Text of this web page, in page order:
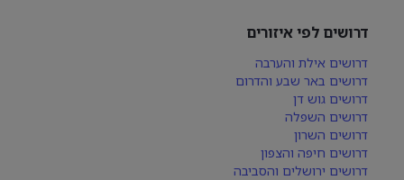
דרושים לפי איזורים
דרושים אילת והערבה
דרושים באר שבע והדרום
דרושים גוש דן
דרושים השפלה
דרושים השרון
דרושים חיפה והצפון
דרושים ירושלים והסביבה